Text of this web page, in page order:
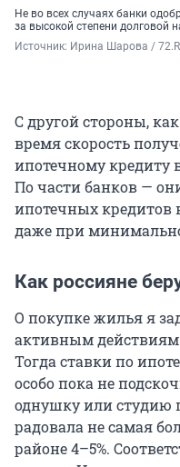
Не во всех случаях банки
за высокой степени долговой
Источник: Ирина Шарова /
С другой стороны,
время скорость
ипотечному кредиту
По части банков —
ипотечных кредитов
даже при
Как россияне
О покупке жилья я
активным действиям
Тогда ставки по
особо пока не
однушку или студию
радовала не самая
районе 4–5%.